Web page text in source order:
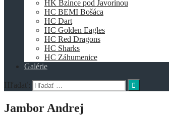
HK Bzince pod Javorinou
HC BEMI Bošáca
HC Dart
HC Golden Eagles
HC Red Dragons
HC Sharks
HC Záhumenice
Galérie
Hľadať:
Jambor Andrej